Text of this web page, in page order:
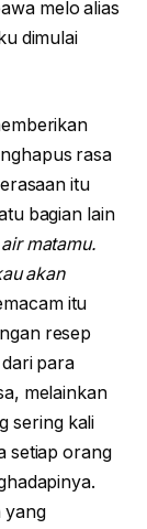
melo alias
dimulai
rasa
itu
bagian lain
matamu.
akan
itu
resep
para
melainkan
sering kali
setiap orang
yang